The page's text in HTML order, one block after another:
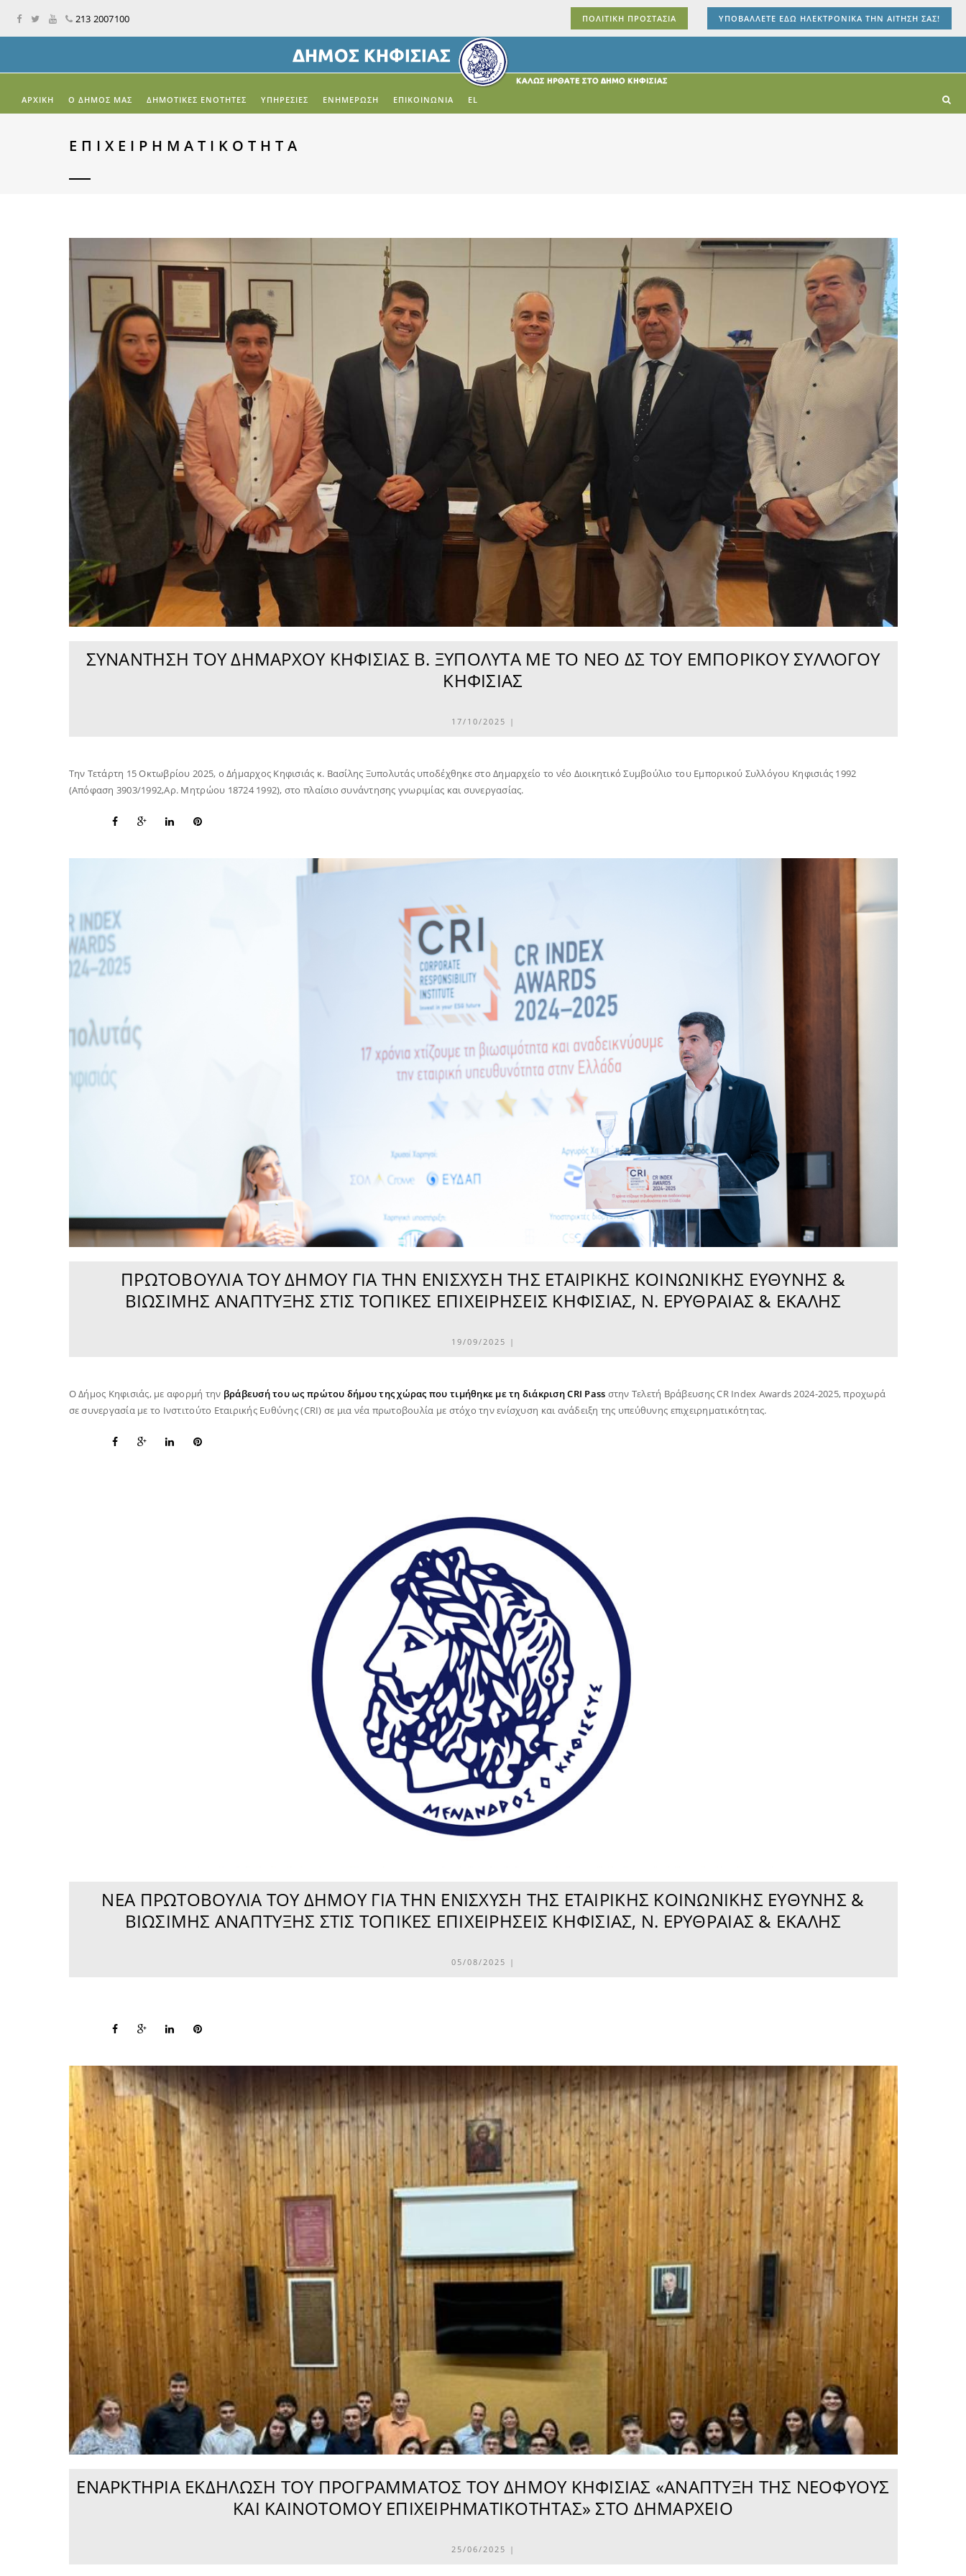
213 2007100 ΠΟΛΙΤΙΚΗ ΠΡΟΣΤΑΣΙΑ ΥΠΟΒΑΛΛΕΤΕ ΕΔΩ ΗΛΕΚΤΡΟΝΙΚΑ ΤΗΝ ΑΙΤΗΣΗ ΣΑΣ!
ΑΡΧΙΚΉ Ο ΔΗΜΟΣ ΜΑΣ ΔΗΜΟΤΙΚΕΣ ΕΝΟΤΗΤΕΣ ΥΠΗΡΕΣΙΕΣ ΕΝΗΜΕΡΩΣΗ ΕΠΙΚΟΙΝΩΝΙΑ EL
ΕΠΙΧΕΙΡΗΜΑΤΙΚΌΤΗΤΑ
ΣΥΝΆΝΤΗΣΗ ΤΟΥ ΔΗΜΆΡΧΟΥ ΚΗΦΙΣΙΆΣ B. ΞΥΠΟΛΥΤΆ ΜΕ ΤΟ ΝΈΟ ΔΣ ΤΟΥ ΕΜΠΟΡΙΚΟΎ ΣΥΛΛΌΓΟΥ
ΚΗΦΙΣΙΆΣ
17/10/2025 |
Την Τετάρτη 15 Οκτωβρίου 2025, ο Δήμαρχος Κηφισιάς κ. Βασίλης Ξυπολυτάς υποδέχθηκε στο Δημαρχείο το νέο Διοικητικό Συμβούλιο του Εμπορικού Συλλόγου Κηφισιάς 1992
(Απόφαση 3903/1992,Αρ. Μητρώου 18724 1992), στο πλαίσιο συνάντησης γνωριμίας και συνεργασίας.
ΠΡΩΤΟΒΟΥΛΊΑ ΤΟΥ ΔΉΜΟΥ ΓΙΑ ΤΗΝ ΕΝΊΣΧΥΣΗ ΤΗΣ ΕΤΑΙΡΙΚΉΣ ΚΟΙΝΩΝΙΚΉΣ ΕΥΘΎΝΗΣ &
ΒΙΏΣΙΜΗΣ ΑΝΆΠΤΥΞΗΣ ΣΤΙΣ ΤΟΠΙΚΈΣ ΕΠΙΧΕΙΡΉΣΕΙΣ ΚΗΦΙΣΙΆΣ, Ν. ΕΡΥΘΡΑΊΑΣ & ΕΚΆΛΗΣ
19/09/2025 |
Ο Δήμος Κηφισιάς, με αφορμή την βράβευσή του ως πρώτου δήμου της χώρας που τιμήθηκε με τη διάκριση CRI Pass στην Τελετή Βράβευσης CR Index Awards 2024-2025, προχωρά
σε συνεργασία με το Ινστιτούτο Εταιρικής Ευθύνης (CRI) σε μια νέα πρωτοβουλία με στόχο την ενίσχυση και ανάδειξη της υπεύθυνης επιχειρηματικότητας.
ΝΈΑ ΠΡΩΤΟΒΟΥΛΊΑ ΤΟΥ ΔΉΜΟΥ ΓΙΑ ΤΗΝ ΕΝΊΣΧΥΣΗ ΤΗΣ ΕΤΑΙΡΙΚΉΣ ΚΟΙΝΩΝΙΚΉΣ ΕΥΘΎΝΗΣ &
ΒΙΏΣΙΜΗΣ ΑΝΆΠΤΥΞΗΣ ΣΤΙΣ ΤΟΠΙΚΈΣ ΕΠΙΧΕΙΡΉΣΕΙΣ ΚΗΦΙΣΙΆΣ, Ν. ΕΡΥΘΡΑΊΑΣ & ΕΚΆΛΗΣ
05/08/2025 |
ΕΝΑΡΚΤΉΡΙΑ ΕΚΔΉΛΩΣΗ ΤΟΥ ΠΡΟΓΡΆΜΜΑΤΟΣ ΤΟΥ ΔΉΜΟΥ ΚΗΦΙΣΙΆΣ «ΑΝΆΠΤΥΞΗ ΤΗΣ ΝΕΟΦΥΟΎΣ
ΚΑΙ ΚΑΙΝΟΤΌΜΟΥ ΕΠΙΧΕΙΡΗΜΑΤΙΚΌΤΗΤΑΣ» ΣΤΟ ΔΗΜΑΡΧΕΊΟ
25/06/2025 |